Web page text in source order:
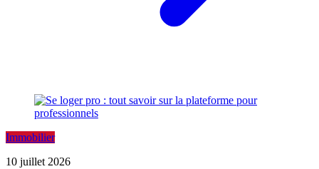
Immobilier
10 juillet 2026